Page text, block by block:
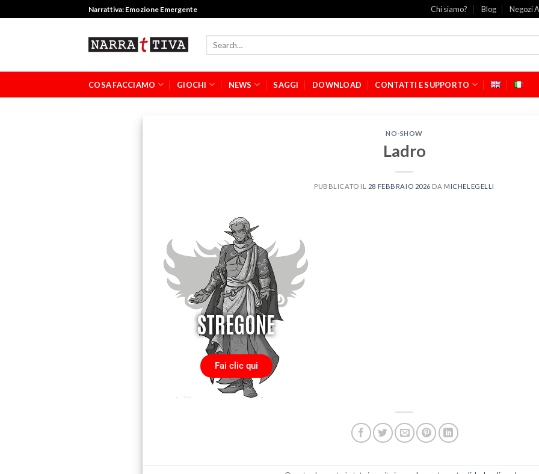
Narrattiva: Emozione Emergente Chi siamo? Blog Negozi
COSA FACCIAMO GIOCHI NEWS SAGGI DOWNLOAD CONTATTI E SUPPORTO
NO-SHOW
Ladro
PUBBLICATO IL 28 FEBBRAIO 2026 DA MICHELEGELLI
Fai clic qui
STREGONE